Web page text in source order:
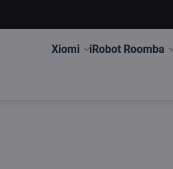
Xiomi iRobot Roomba